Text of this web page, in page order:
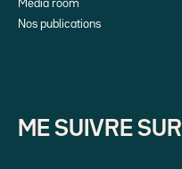
Média room
Nos publications
ME SUIVRE SUR